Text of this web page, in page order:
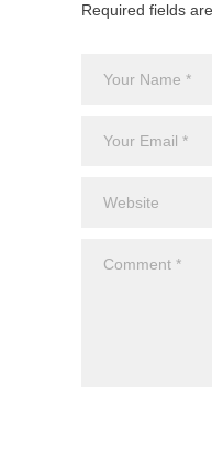
Required fields